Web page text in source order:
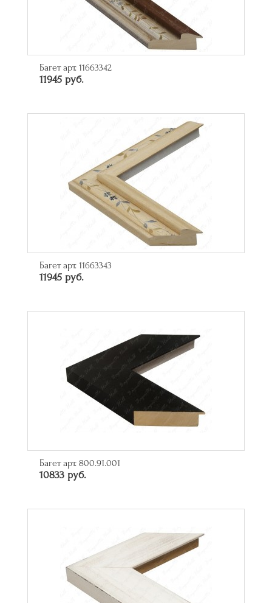
Багет арт. 11663342
11945 руб.
Багет арт. 11663343
11945 руб.
Багет арт. 800.91.001
10833 руб.